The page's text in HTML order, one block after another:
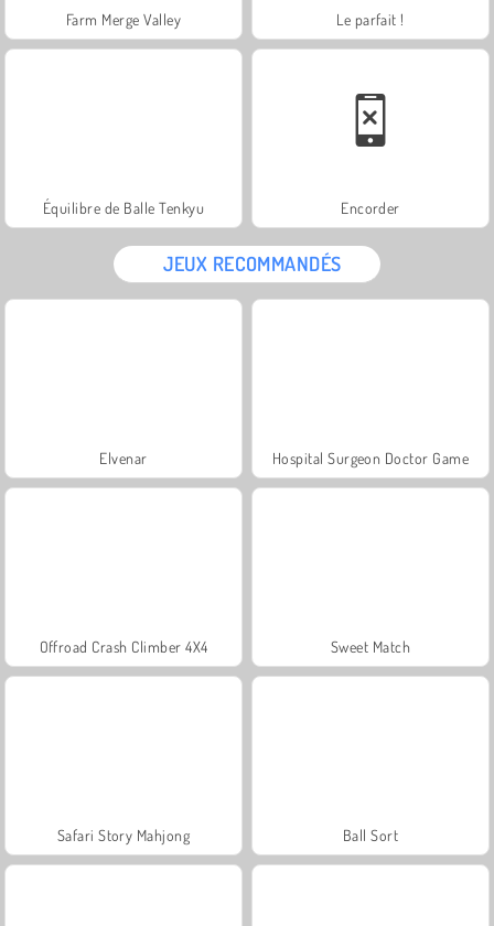
Farm Merge Valley Le parfait !
Équilibre de Balle Tenkyu Encorder
JEUX RECOMMANDÉS
Elvenar Hospital Surgeon Doctor Game
Offroad Crash Climber 4X4 Sweet Match
Safari Story Mahjong Ball Sort